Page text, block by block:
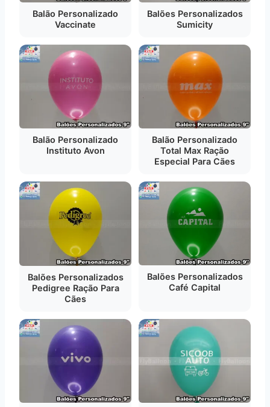
Balão Personalizado
Vaccinate
Balões Personalizados
Sumicity
Balão Personalizado
Instituto Avon
Balão Personalizado
Total Max Ração
Especial Para Cães
Balões Personalizados
Pedigree Ração Para
Cães
Balões Personalizados
Café Capital